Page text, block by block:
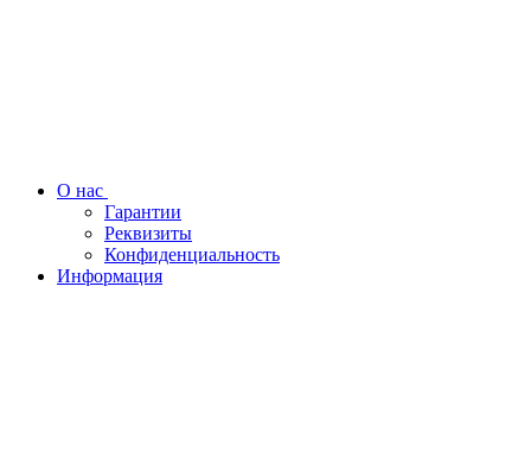
О нас
Гарантии
Реквизиты
Конфиденциальность
Информация